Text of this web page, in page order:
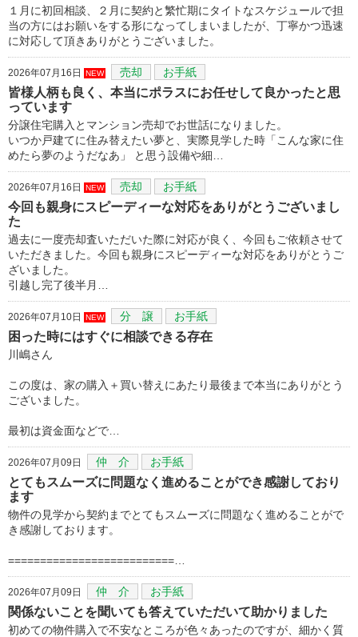
１月に初回相談、２月に契約と繁忙期にタイトなスケジュールで担
当の方にはお願いをする形になってしまいましたが、丁寧かつ迅速
に対応して頂きありがとうございました。
2026年07月16日 NEW 売却 お手紙
皆様人柄も良く、本当にポラスにお任せして良かったと思
っています
分譲住宅購入とマンション売却でお世話になりました。
いつか戸建てに住み替えたい夢と、実際見学した時「こんな家に住
めたら夢のようだなあ」 と思う設備や細…
2026年07月16日 NEW 売却 お手紙
今回も親身にスピーディーな対応をありがとうございまし
た
過去に一度売却査いただいた際に対応が良く、今回もご依頼させて
いただきました。今回も親身にスピーディーな対応をありがとうご
ざいました。
引越し完了後半月…
2026年07月10日 NEW 分 譲 お手紙
困った時にはすぐに相談できる存在
川嶋さん
この度は、家の購入＋買い替えにあたり最後まで本当にありがとう
ございました。
最初は資金面などで…
2026年07月09日 仲 介 お手紙
とてもスムーズに問題なく進めることができ感謝しており
ます
物件の見学から契約までとてもスムーズに問題なく進めることがで
き感謝しております。
==========================…
2026年07月09日 仲 介 お手紙
関係ないことを聞いても答えていただいて助かりました
初めての物件購入で不安なところが色々あったのですが、細かく質